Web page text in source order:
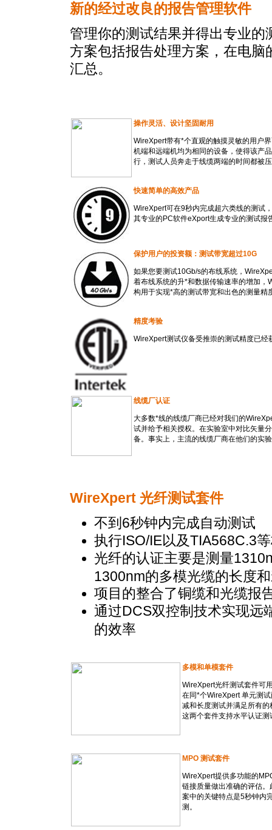
新的经过改良的报告管理软件
管理你的测试结果并得出专业
方案包括报告处理方案，在电
汇总。
操作灵活、设计坚固耐用
WireXpert带有*个直观的触摸灵敏的用户
机端和远端机均为相同的设备，使得该产
行，测试人员奔走于线缆两端的时间都被
快速简单的高效产品
WireXpert可在9秒内完成超六类线的测试
其专业的PC软件eXport生成专业的测试报
保护用户的投资额：测试带宽超过10G
如果您要测试10Gb/s的布线系统，
着布线系统的升*和数据传输速率的增加，
构用于实现*高的测试带宽和出色的测量精
精度考验
WireXpert测试仪备受推崇的测试精度已经
线缆厂认证
大多数*线的线缆厂商已经对我们的
试并给予相关授权。在实验室中对比矢量
备。事实上，主流的线缆厂商在他们的实
WireXpert 光纤测试套件
不到6秒钟内完成自动测试
执行ISO/IE以及TIA568C.3
光纤的认证主要是测量
1300nm的多模光缆的长度
项目的整合了铜缆和光缆报
通过DCS双控制技术实现远
的效率
多模和单模套件
WireXpert光纤测试套件可
在同*个WireXpert 单元测
减和长度测试并满足所有的
这两个套件支持水平认证
MPO 测试套件
WireXpert提供多功能的
链接质量做出准确的评估
案中的关键特点是5秒钟内
测。